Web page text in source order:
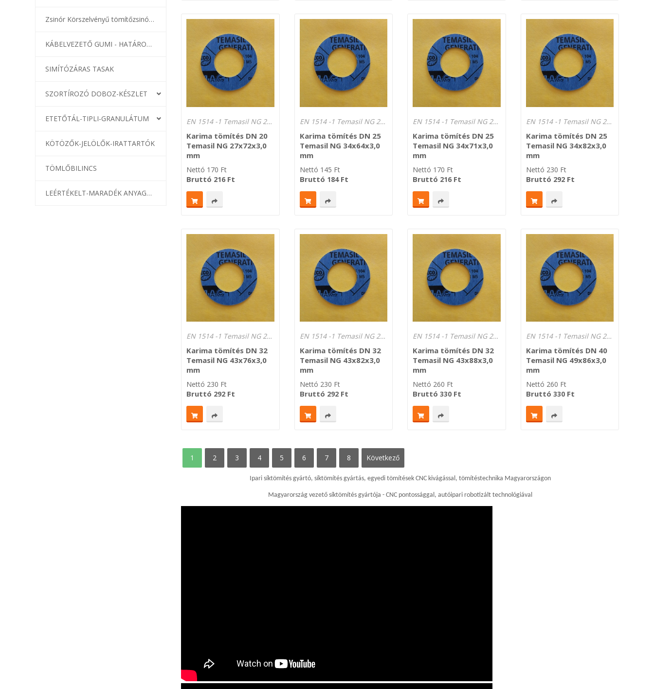
Zsinór Körszelvényű tömítőzsinórok
KÁBELVEZETŐ GUMI - HATÁROLÓK
SIMÍTÓZÁRAS TASAK
SZORTÍROZÓ DOBOZ-KÉSZLET
ETETŐTÁL-TIPLI-GRANULÁTUM
KÖTÖZŐK-JELÖLŐK-IRATTARTÓK
TÖMLŐBILINCS
LEÉRTÉKELT-MARADÉK ANYAGOK
EN 1514 -1 Temasil NG 250°C Lv.: 3,0 mm
Karima tömítés DN 20
Temasil NG 27x72x3,0
mm
Nettó 170 Ft
Bruttó 216 Ft
EN 1514 -1 Temasil NG 250°C Lv.: 3,0 mm
Karima tömítés DN 25
Temasil NG 34x64x3,0
mm
Nettó 145 Ft
Bruttó 184Ft
EN 1514 -1 Temasil NG 250°C Lv.: 3,0 mm
Karima tömítés DN 25
Temasil NG 34x71x3,0
mm
Nettó 170 Ft
Bruttó 216 Ft
EN 1514 -1 Temasil NG 250°C Lv.: 3,0 mm
Karima tömítés DN 25
Temasil NG 34x82x3,0
mm
Nettó 230 Ft
Bruttó 292Ft
EN 1514 -1 Temasil NG 250°C Lv.: 3,0 mm
Karima tömítés DN 32
Temasil NG 43x76x3,0
mm
Nettó 230 Ft
Bruttó 292 Ft
EN 1514 -1 Temasil NG 250°C Lv.: 3,0 mm
Karima tömítés DN 32
Temasil NG 43x82x3,0
mm
Nettó 230 Ft
Bruttó 292Ft
EN 1514 -1 Temasil NG 250°C Lv.: 3,0 mm
Karima tömítés DN 32
Temasil NG 43x88x3,0
mm
Nettó 260 Ft
Bruttó 330 Ft
EN 1514 -1 Temasil NG 250°C Lv.: 3,0 mm
Karima tömítés DN 40
Temasil NG 49x86x3,0
mm
Nettó 260 Ft
Bruttó 330Ft
1 2 3 4 5 6 7 8 következő
Ipari síktömítés gyártó, síktömítés gyártás, egyedi tömítések CNC kivágással, tömítéstechnika Magyarországon
Magyarország vezető síktömítés gyártója - CNC pontossággal, autóipari robotizált technológiával